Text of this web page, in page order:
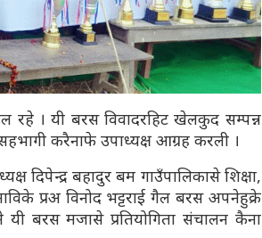
रहे । यी बरस विवादरहिट खेलकुद सम्पन्न
करैनाफे उपाध्यक्ष आग्रह करली ।
दिपेन्द्र बहादुर बम गाउँपालिकासे शिक्षा,
प्रअ विनोद भट्टराई गैल बरस अपनेहुक्रे
बरस मजासे प्रतियोगिता संचालन कैना